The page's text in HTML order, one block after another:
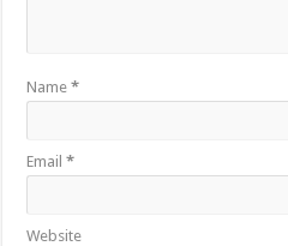
Name*
Email*
Website